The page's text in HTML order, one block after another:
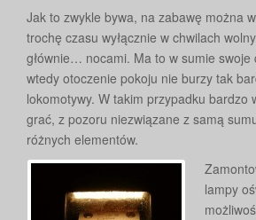
Jak to zwykle bywa, na zabawę można
trochę czasu wyłącznie w chwilach
głównie… nocami. Ma to w sumie swoje
wtedy otoczenie pokoju nie burzy tak
lokomotywy. W takim przypadku bardzo
grać, z pozoru niezwiązane z samą
różnych elementów.
lampy